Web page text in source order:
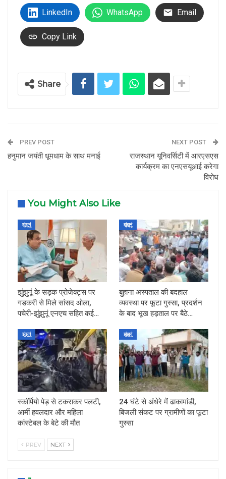
LinkedIn WhatsApp Email
Copy Link
Share
PREV POST
हनुमान जयंती धूमधाम के साथ मनाई
NEXT POST
राजस्थान यूनिवर्सिटी में आरएसएस
कार्यक्रम का एनएसयूआई करेगा
विरोध
You Might Also Like
झुंझुनूं
झुंझुनूं के सड़क प्रोजेक्ट्स पर
गडकरी से मिले सांसद ओला,
पचेरी-झुंझुनूं एनएच सहित कई…
झुंझुनूं
बुहाना अस्पताल की बदहाल
व्यवस्था पर फूटा गुस्सा, प्रदर्शन
के बाद भूख हड़ताल पर बैठे…
झुंझुनूं
स्कॉर्पियो पेड़ से टकराकर पलटी,
आर्मी हवलदार और महिला
कांस्टेबल के बेटे की मौत
झुंझुनूं
24 घंटे से अंधेरे में ढाकामांडी,
बिजली संकट पर ग्रामीणों का फूटा
गुस्सा
PREV NEXT